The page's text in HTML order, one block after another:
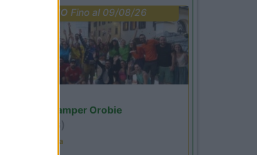
PROMO Fino al 09/08/26
Area Sosta Camper Orobie
(BG)
Ardesio in scatola